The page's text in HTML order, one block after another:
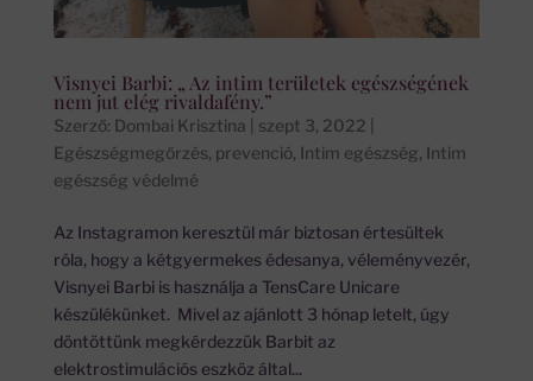
Visnyei Barbi: „ Az intim területek egészségének
nem jut elég rivaldafény.”
Szerző: Dombai Krisztina szept 3, 2022
Egészségmegőrzés, prevenció, Intim egészség, Intim
egészség védelmé
Az Instagramon keresztül már biztosan értesültek
róla, hogy a kétgyermekes édesanya, véleményvezér,
Visnyei Barbi is használja a TensCare Unicare
készülékünket. Mivel az ajánlott 3 hónap letelt, úgy
döntöttünk megkérdezzük Barbit az
elektrostimulációs eszköz által...